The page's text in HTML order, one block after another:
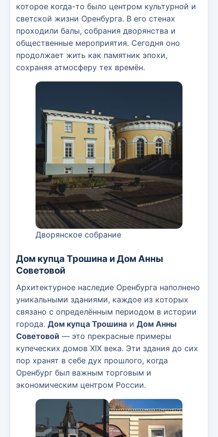
которое когда-то было центром культурной и
светской жизни Оренбурга. В его стенах
проходили балы, собрания дворянства и
общественные мероприятия. Сегодня оно
продолжает жить как памятник эпохи,
сохраняя атмосферу тех времён.
Дворянское собрание
Дом купца Трошина и Дом Анны
Советовой
Архитектурное наследие Оренбурга наполнено
уникальными зданиями, каждое из которых
связано с определённым периодом в истории
города. Дом купца Трошина и Дом Анны
Советовой — это прекрасные примеры
купеческих домов XIX века. Эти здания до сих
пор хранят в себе дух прошлого, когда
Оренбург был важным торговым и
экономическим центром России.